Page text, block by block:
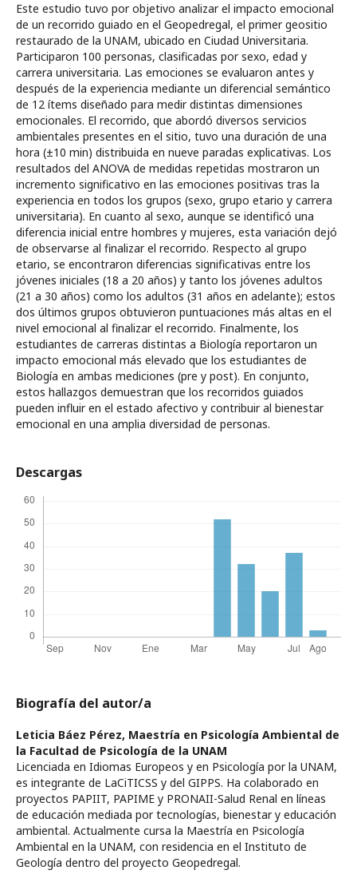
Este estudio tuvo por objetivo analizar el impacto emocional
de un recorrido guiado en el Geopedregal, el primer geositio
restaurado de la UNAM, ubicado en Ciudad Universitaria.
Participaron 100 personas, clasificadas por sexo, edad y
carrera universitaria. Las emociones se evaluaron antes y
después de la experiencia mediante un diferencial semántico
de 12 ítems diseñado para medir distintas dimensiones
emocionales. El recorrido, que abordó diversos servicios
ambientales presentes en el sitio, tuvo una duración de una
hora (±10 min) distribuida en nueve paradas explicativas. Los
resultados del ANOVA de medidas repetidas mostraron un
incremento significativo en las emociones positivas tras la
experiencia en todos los grupos (sexo, grupo etario y carrera
universitaria). En cuanto al sexo, aunque se identificó una
diferencia inicial entre hombres y mujeres, esta variación dejó
de observarse al finalizar el recorrido. Respecto al grupo
etario, se encontraron diferencias significativas entre los
jóvenes iniciales (18 a 20 años) y tanto los jóvenes adultos
(21 a 30 años) como los adultos (31 años en adelante); estos
dos últimos grupos obtuvieron puntuaciones más altas en el
nivel emocional al finalizar el recorrido. Finalmente, los
estudiantes de carreras distintas a Biología reportaron un
impacto emocional más elevado que los estudiantes de
Biología en ambas mediciones (pre y post). En conjunto,
estos hallazgos demuestran que los recorridos guiados
pueden influir en el estado afectivo y contribuir al bienestar
emocional en una amplia diversidad de personas.
Descargas
Biografía del autor/a
Leticia Báez Pérez, Maestría en Psicología Ambiental de
la Facultad de Psicología de la UNAM
Licenciada en Idiomas Europeos y en Psicología por la UNAM,
es integrante de LaCiTICSS y del GIPPS. Ha colaborado en
proyectos PAPIIT, PAPIME y PRONAII-Salud Renal en líneas
de educación mediada por tecnologías, bienestar y educación
ambiental. Actualmente cursa la Maestría en Psicología
Ambiental en la UNAM, con residencia en el Instituto de
Geología dentro del proyecto Geopedregal.